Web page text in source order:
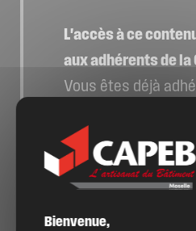
L'accès à ce
aux adhérents de la
Vous êtes déjà
ME CONNECTER
Bienvenue,